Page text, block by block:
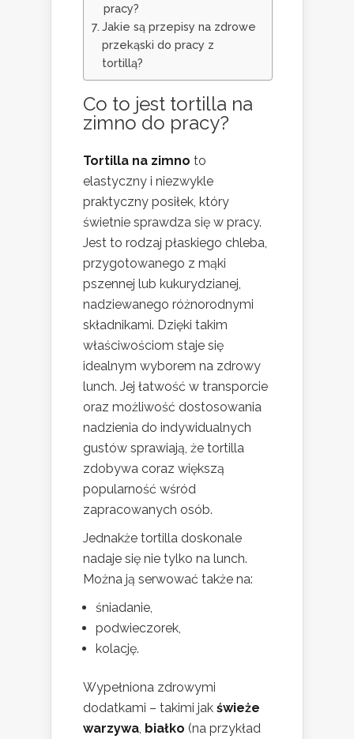
pracy?
Jakie są przepisy na zdrowe
przekąski do pracy z
tortillą?
Co to jest tortilla na
zimno do pracy?
Tortilla na zimno to
elastyczny i niezwykle
praktyczny posiłek, który
świetnie sprawdza się w pracy.
Jest to rodzaj płaskiego chleba,
przygotowanego z mąki
pszennej lub kukurydzianej,
nadziewanego różnorodnymi
składnikami. Dzięki takim
właściwościom staje się
idealnym wyborem na zdrowy
lunch. Jej łatwość w transporcie
oraz możliwość dostosowania
nadzienia do indywidualnych
gustów sprawiają, że tortilla
zdobywa coraz większą
popularność wśród
zapracowanych osób.
Jednakże tortilla doskonale
nadaje się nie tylko na lunch.
Można ją serwować także na:
śniadanie,
podwieczorek,
kolację.
Wypełniona zdrowymi
dodatkami – takimi jak świeże
warzywa, białko (na przykład